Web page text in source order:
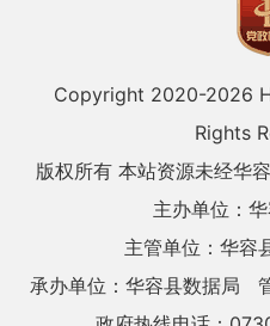
Copyright 2020-2026
Rights
版权所有 本站资源未经华
主办单位：
主管单位：华容
承办单位：华容县数据局